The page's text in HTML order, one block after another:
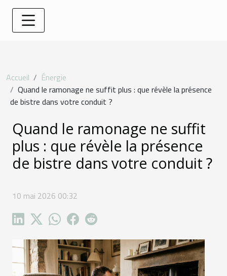
Accueil
Énergie
Quand le ramonage ne suffit plus : que révèle la présence
de bistre dans votre conduit ?
Quand le ramonage ne suffit
plus : que révèle la présence
de bistre dans votre conduit ?
10 mai 2026 00:32